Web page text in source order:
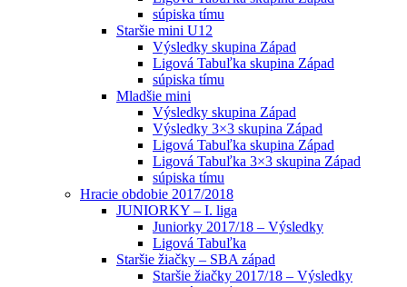
súpiska tímu
Staršie mini U12
Výsledky skupina Západ
Ligová Tabuľka skupina Západ
súpiska tímu
Mladšie mini
Výsledky skupina Západ
Výsledky 3×3 skupina Západ
Ligová Tabuľka skupina Západ
Ligová Tabuľka 3×3 skupina Západ
súpiska tímu
Hracie obdobie 2017/2018
JUNIORKY – I. liga
Juniorky 2017/18 – Výsledky
Ligová Tabuľka
Staršie žiačky – SBA západ
Staršie žiačky 2017/18 – Výsledky